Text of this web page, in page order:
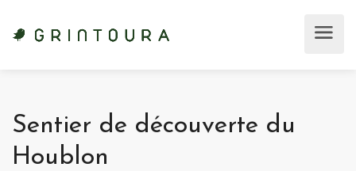
Sentier de découverte du
Houblon